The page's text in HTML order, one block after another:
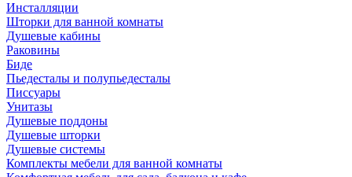
Инсталляции
Шторки для ванной комнаты
Душевые кабины
Раковины
Биде
Пьедесталы и полупьедесталы
Писсуары
Унитазы
Душевые поддоны
Душевые шторки
Душевые системы
Комплекты мебели для ванной комнаты